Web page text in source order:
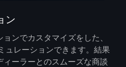
ン
ンでカスタマイズをした、
ュレーションできます。結果
ィーラーとのスムーズな商談